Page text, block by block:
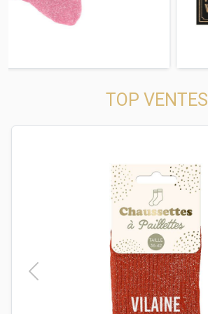
TOP VENTES
Previous